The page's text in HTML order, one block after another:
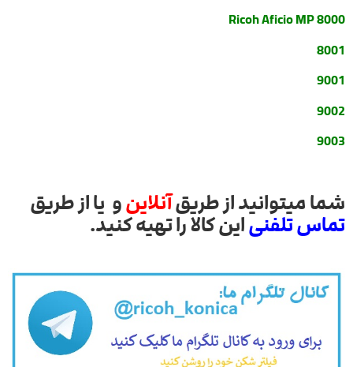
Ricoh Aficio MP 8000
8001
9001
9002
9003
شما میتوانید از طریقآنلاینو یا از طریق
تماس تلفنیاین کالا را تهیه کنید.